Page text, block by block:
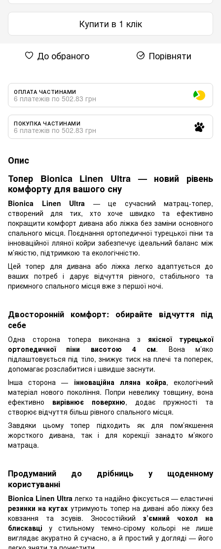
Купити в 1 клік
До обраного Порівняти
ОПЛАТА ЧАСТИНАМИ
6 платежів по 502.83 грн
ПОКУПКА ЧАСТИНАМИ
6 платежів по 502.83 грн
Опис
Топер Bionica Linen Ultra — новий рівень
комфорту для вашого сну
Bionica Linen Ultra — це сучасний матрац-топер,
створений для тих, хто хоче швидко та ефективно
покращити комфорт дивана або ліжка без заміни основного
спального місця. Поєднання ортопедичної турецької піни та
інноваційної лляної койри забезпечує ідеальний баланс між
м’якістю, підтримкою та екологічністю.
Цей топер для дивана або ліжка легко адаптується до
ваших потреб і дарує відчуття рівного, стабільного та
приємного спального місця вже з першої ночі.
Двосторонній комфорт: обирайте відчуття під
себе
Одна сторона топера виконана з якісної турецької
ортопедичної піни висотою 4 см. Вона м’яко
підлаштовується під тіло, знижує тиск на плечі та поперек,
допомагає розслабитися і швидше заснути.
Інша сторона — інноваційна лляна койра, екологічний
матеріал нового покоління. Попри невелику товщину, вона
ефективно вирівнює поверхню, додає пружності та
створює відчуття більш рівного спального місця.
Завдяки цьому топер підходить як для пом’якшення
жорсткого дивана, так і для корекції занадто м’якого
матраца.
Продуманий до дрібниць у щоденному
користуванні
Bionica Linen Ultra легко та надійно фіксується — еластичні
резинки на кутах утримують топер на дивані або ліжку без
ковзання та зсувів. Зносостійкий з’ємний чохол на
блискавці у стильному темно-сірому кольорі не лише
виглядає акуратно й сучасно, а й простий у догляді — його